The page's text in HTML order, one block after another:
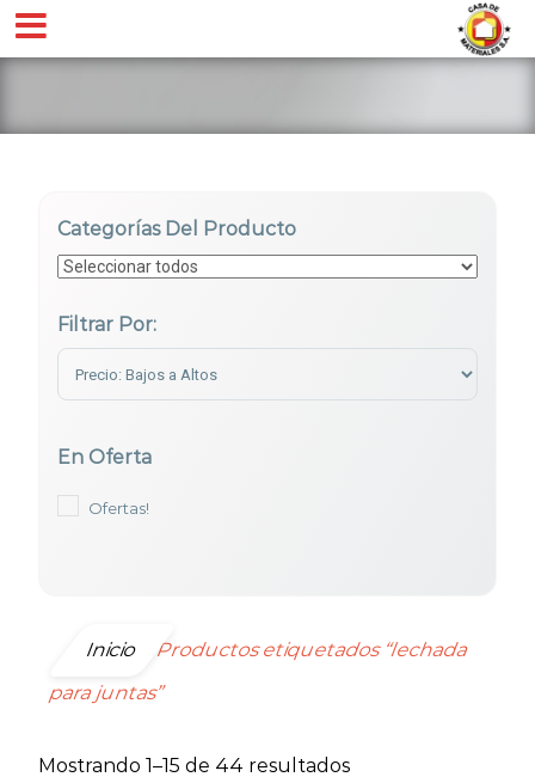
Categorías Del Producto
Filtrar Por:
En Oferta
Ofertas!
Inicio
Productos etiquetados “lechada
para juntas”
Mostrando 1–15 de 44 resultadosOrdenado